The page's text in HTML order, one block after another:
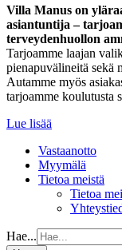
Villa Manus on
asiantuntija –
terveydenhuollon
Tarjoamme laajan
pienapuvälineitä sekä
Autamme myös
tarjoamme koulutusta
Lue lisää
Vastaanotto
Myymälä
Tietoa meistä
Tietoa
Hae...